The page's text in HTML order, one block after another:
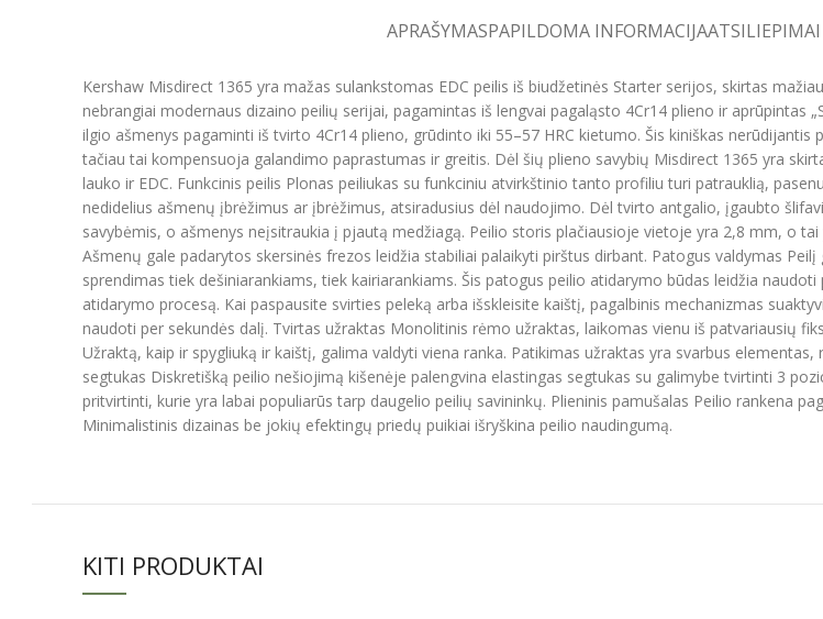
APRAŠYMASPAPILDOMA INFORMACIJA
Kershaw Misdirect 1365 yra mažas sulankstomas EDC peilis iš biudžetinės Starter serijos, skirtas
nebrangiai modernaus dizaino peilių serijai, pagamintas iš lengvai pagaląsto 4Cr14 plieno ir aprūpintas
ilgio ašmenys pagaminti iš tvirto 4Cr14 plieno, grūdinto iki 55–57 HRC kietumo. Šis kiniškas
tačiau tai kompensuoja galandimo paprastumas ir greitis. Dėl šių plieno savybių Misdirect 1365 yra
lauko ir EDC. Funkcinis peilis Plonas peiliukas su funkciniu atvirkštinio tanto profiliu turi patrauklią,
nedidelius ašmenų įbrėžimus ar įbrėžimus, atsiradusius dėl naudojimo. Dėl tvirto antgalio, įgaubto
savybėmis, o ašmenys neįsitraukia į pjautą medžiagą. Peilio storis plačiausioje vietoje yra 2,8 mm, o
Ašmenų gale padarytos skersinės frezos leidžia stabiliai palaikyti pirštus dirbant. Patogus valdymas
sprendimas tiek dešiniarankiams, tiek kairiarankiams. Šis patogus peilio atidarymo būdas leidžia
atidarymo procesą. Kai paspausite svirties peleką arba išskleisite kaištį, pagalbinis mechanizmas
naudoti per sekundės dalį. Tvirtas užraktas Monolitinis rėmo užraktas, laikomas vienu iš patvariausių
Užraktą, kaip ir spygliuką ir kaištį, galima valdyti viena ranka. Patikimas užraktas yra svarbus
segtukas Diskretišką peilio nešiojimą kišenėje palengvina elastingas segtukas su galimybe tvirtinti 3
pritvirtinti, kurie yra labai populiarūs tarp daugelio peilių savininkų. Plieninis pamušalas Peilio rankena
Minimalistinis dizainas be jokių efektingų priedų puikiai išryškina peilio naudingumą.
KITI PRODUKTAI